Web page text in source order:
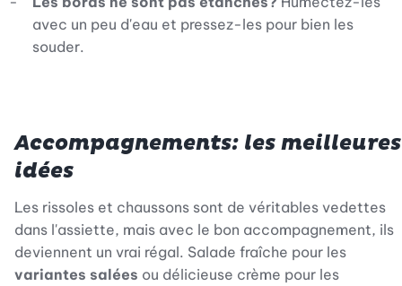
avec un peu d'eau et pressez-les pour bien les
souder.
Accompagnements: les meilleures
idées
Les rissoles et chaussons sont de véritables vedettes
dans l'assiette, mais avec le bon accompagnement, ils
deviennent un vrai régal. Salade fraîche pour les
variantes salées ou délicieuse crème pour les